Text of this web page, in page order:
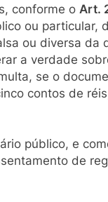
conforme o Art.
ou particular,
ou diversa da
a verdade
se o
contos de
público, e
de